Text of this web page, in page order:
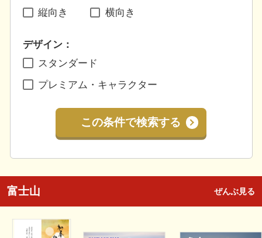
縦向き
横向き
デザイン：
スタンダード
プレミアム・キャラクター
この条件で検索する
富士山 ぜんぶ見る